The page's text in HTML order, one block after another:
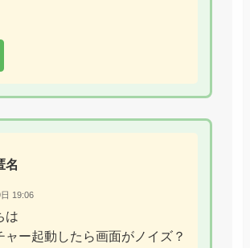
名
19:06
は
ャー起動したら画面がノイズ？